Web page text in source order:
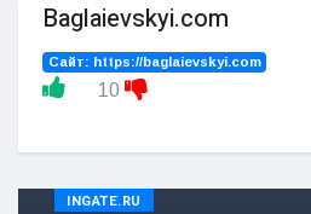
Baglaievskyi.com
Сайт: https://baglaievskyi.com
10
INGATE.RU